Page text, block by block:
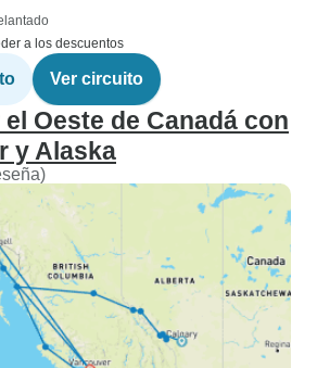
a los descuentos
Ver circuito
Oeste de Canadá con
y Alaska